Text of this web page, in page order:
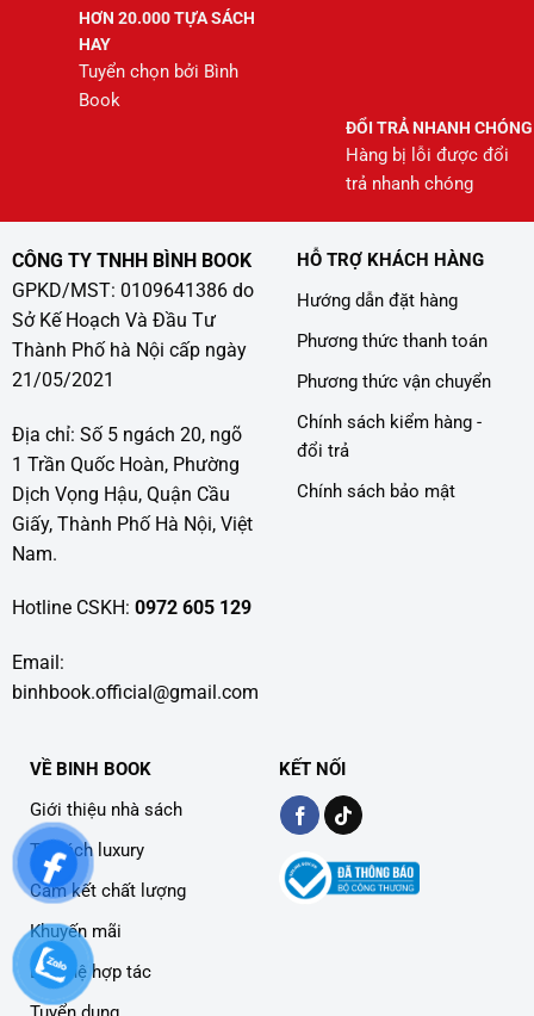
HƠN 20.000 TỰA SÁCH
HAY
Tuyển chọn bởi Bình
Book
ĐỔI TRẢ NHANH CHÓNG
Hàng bị lỗi được đổi
trả nhanh chóng
CÔNG TY TNHH BÌNH BOOK
GPKD/MST: 0109641386 do
Sở Kế Hoạch Và Đầu Tư
Thành Phố hà Nội cấp ngày
21/05/2021
Địa chỉ: Số 5 ngách 20, ngõ
1 Trần Quốc Hoàn, Phường
Dịch Vọng Hậu, Quận Cầu
Giấy, Thành Phố Hà Nội, Việt
Nam.
Hotline CSKH: 0972 605 129
Email:
binhbook.official@gmail.com
HỖ TRỢ KHÁCH HÀNG
Hướng dẫn đặt hàng
Phương thức thanh toán
Phương thức vận chuyển
Chính sách kiểm hàng -
đổi trả
Chính sách bảo mật
VỀ BINH BOOK
Giới thiệu nhà sách
Tủ sách luxury
Cam kết chất lượng
Khuyến mãi
Liên hệ hợp tác
KẾT NỐI